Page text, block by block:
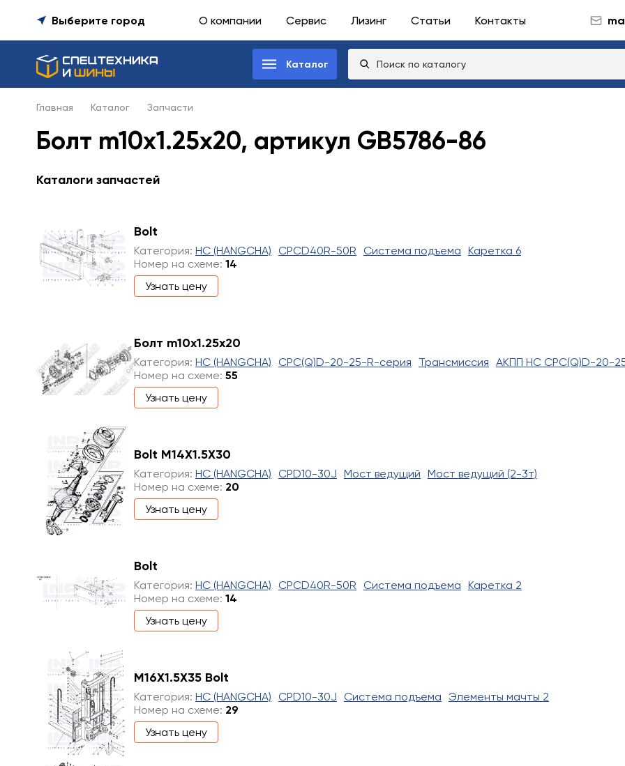
Выберите город О компании Сервис Лизинг Статьи Контакты
Каталог
Главная Каталог Запчасти
Болт m10x1.25x20, артикул GB5786-86
Каталоги запчастей
Bolt
Категория: HC (HANGCHA) CPCD40R-50R Система подъема Каретка 6
Номер на схеме: 14
Узнать цену
Болт m10x1.25x20
Категория: HC (HANGCHA) CPC(Q)D-20-25-R-серия Трансмиссия АКПП HC CPC(Q)D-20-
Номер на схеме: 55
Узнать цену
Bolt M14X1.5X30
Категория: HC (HANGCHA) CPD10-30J Мост ведущий Мост ведущий (2-3т)
Номер на схеме: 20
Узнать цену
Bolt
Категория: HC (HANGCHA) CPCD40R-50R Система подъема Каретка 2
Номер на схеме: 14
Узнать цену
M16X1.5X35 Bolt
Категория: HC (HANGCHA) CPD10-30J Система подъема Элементы мачты 2
Номер на схеме: 29
Узнать цену